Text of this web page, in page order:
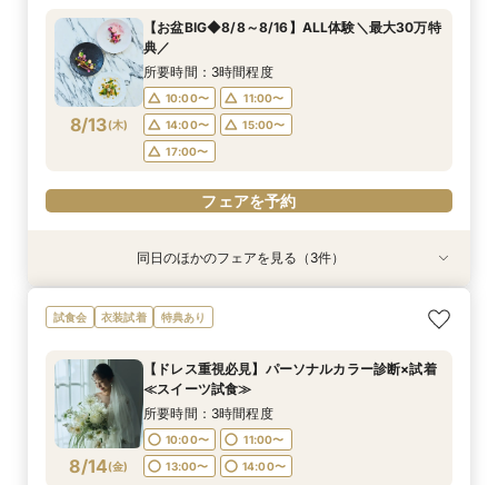
8/12(水)
11:00〜
14:00〜
15:00〜
17:00〜
フェアを予約
8/13(木)
【お盆BIG◆8/8～8/16】ALL体験＼最大30万特
典／
所要時間：3時間程度
10:00〜
11:00〜
14:00〜
15:00〜
17:00〜
フェアを予約
特典あり
8/13(木)
【県央エリアで結婚式なら】燕三条駅から車で3
分好立地◆地元婚
10:00〜
11:00〜
13:00〜
14:00〜
17:00〜
特典あり
8/13(木)
【平日限定】貸切邸宅を体験×ガーデン演出×最
大30万円特典
10:00〜
11:00〜
13:00〜
17:00〜
フェアを予約
特典あり
8/13(木)
【パパママ婚＆おめでた婚♪】お子様も一緒に◎
安心サポート
10:00〜
11:00〜
13:00〜
14:00〜
フェアを予約
同日のほかのフェアを見る（3件）
試食会 衣装試着 特典あり
8/14(金)
【ドレス重視必見】パーソナルカラー診断×試着
≪スイーツ試食≫
所要時間：3時間程度
10:00〜
11:00〜
13:00〜
14:00〜